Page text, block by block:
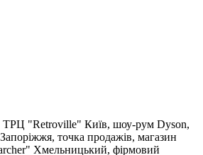
ТРЦ "Retroville" Київ, шоу-рум Dyson,
Запоріжжя, точка продажів, магазин
Хмельницький, фірмовий